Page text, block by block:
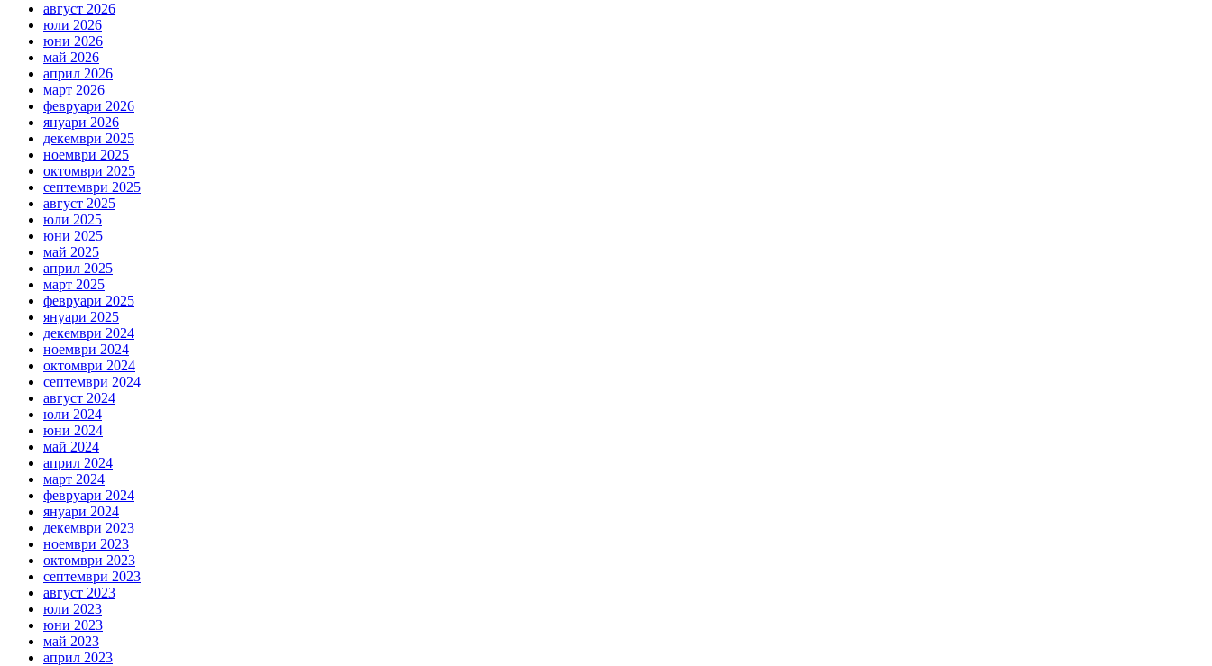
август 2026
юли 2026
юни 2026
май 2026
април 2026
март 2026
февруари 2026
януари 2026
декември 2025
ноември 2025
октомври 2025
септември 2025
август 2025
юли 2025
юни 2025
май 2025
април 2025
март 2025
февруари 2025
януари 2025
декември 2024
ноември 2024
октомври 2024
септември 2024
август 2024
юли 2024
юни 2024
май 2024
април 2024
март 2024
февруари 2024
януари 2024
декември 2023
ноември 2023
октомври 2023
септември 2023
август 2023
юли 2023
юни 2023
май 2023
април 2023